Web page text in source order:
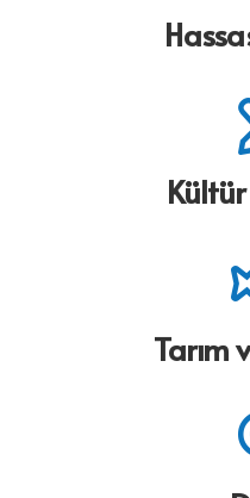
Tarım